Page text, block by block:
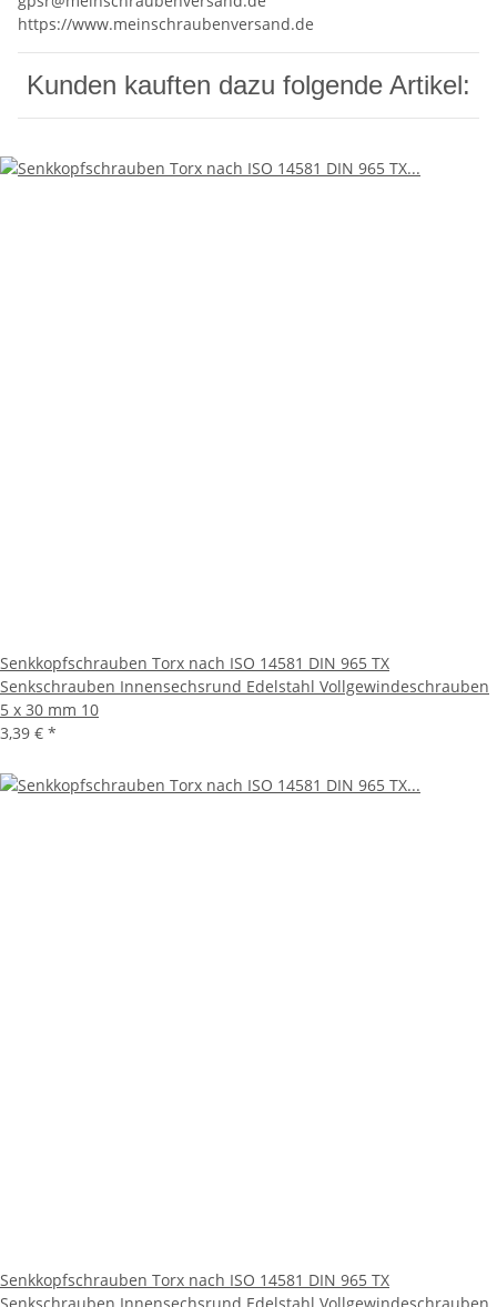
https://www.meinschraubenversand.de
Kunden kauften dazu folgende Artikel:
Senkkopfschrauben Torx nach ISO 14581 DIN 965 TX
Senkschrauben Innensechsrund Edelstahl Vollgewindeschrauben
5 x 30 mm 10
3,39 € *
Senkkopfschrauben Torx nach ISO 14581 DIN 965 TX